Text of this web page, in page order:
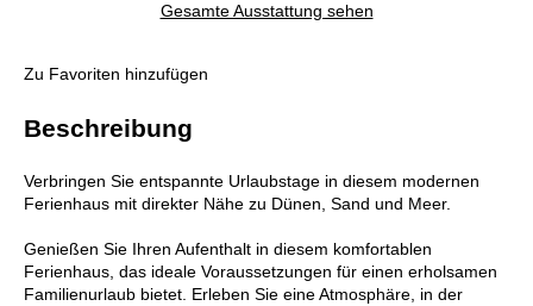
Gesamte Ausstattung sehen
Zu Favoriten hinzufügen
Beschreibung
Verbringen Sie entspannte Urlaubstage in diesem modernen
Ferienhaus mit direkter Nähe zu Dünen, Sand und Meer.
Genießen Sie Ihren Aufenthalt in diesem komfortablen
Ferienhaus, das ideale Voraussetzungen für einen erholsamen
Familienurlaub bietet. Erleben Sie eine Atmosphäre, in der